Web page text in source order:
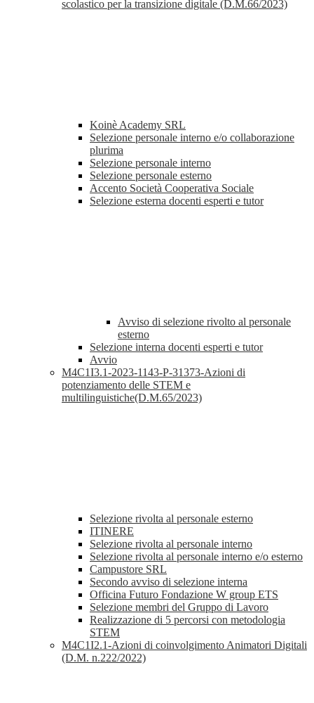
scolastico per la transizione digitale (D.M.66/2023)
Koinè Academy SRL
Selezione personale interno e/o collaborazione
plurima
Selezione personale interno
Selezione personale esterno
Accento Società Cooperativa Sociale
Selezione esterna docenti esperti e tutor
Avviso di selezione rivolto al personale
esterno
Selezione interna docenti esperti e tutor
Avvio
M4C1I3.1-2023-1143-P-31373-Azioni di
potenziamento delle STEM e
multilinguistiche(D.M.65/2023)
Selezione rivolta al personale esterno
ITINERE
Selezione rivolta al personale interno
Selezione rivolta al personale interno e/o esterno
Campustore SRL
Secondo avviso di selezione interna
Officina Futuro Fondazione W group ETS
Selezione membri del Gruppo di Lavoro
Realizzazione di 5 percorsi con metodologia
STEM
M4C1I2.1-Azioni di coinvolgimento Animatori Digitali
(D.M. n.222/2022)